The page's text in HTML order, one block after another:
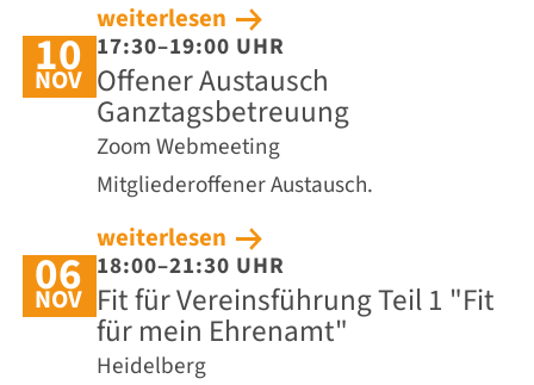
weiterlesen
10
NOV
17:30–19:00 UHR
Offener Austausch
Ganztagsbetreuung
Zoom Webmeeting
Mitgliederoffener Austausch.
weiterlesen
06
NOV
18:00–21:30 UHR
Fit für Vereinsführung Teil 1 "Fit
für mein Ehrenamt"
Heidelberg